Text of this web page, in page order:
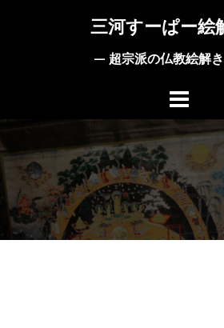
へ
ス
キ
プ
三河すーぱー絵
— 超宗派の仏教絵解